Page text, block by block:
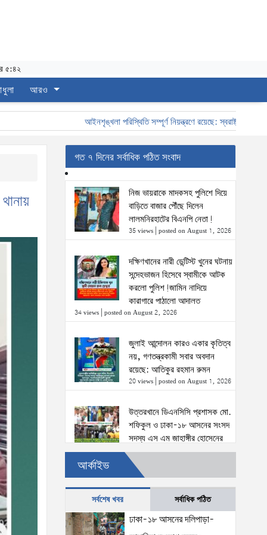
৫:৪২
আরও
আইনশৃঙ্খলা পরিস্থিতি সম্পূর্ণ নিয়ন্ত্রণে রয়েছে: স্বরাষ্ট্রমন্ত্রী
গত ৭ দিনের সর্বাধিক পঠিত সংবাদ
নিজ ভায়রাকে মাদকসহ পুলিশে দিয়ে
বাড়িতে বাজার পৌঁছে দিলেন
লালমনিরহাটের বিএনপি নেতা!
35 views| posted on August 1, 2026
দক্ষিণখানের নারী ডেন্টিস্ট খুনের ঘটনায়
সন্দেহভাজন হিসেবে স্বামীকে আটক
করলো পুলিশ!জামিন নাদিয়ে
কারাগারে পাঠালো আদালত
34 views| posted on August 2, 2026
জুলাই আন্দোলন কারও একার কৃতিত্ব
নয়, গণতন্ত্রকামী সবার অবদান
রয়েছে: আতিকুর রহমান রুমন
20 views| posted on August 1, 2026
উত্তরখানে ডিএনসিসি প্রশাসক মো.
শফিকুল ও ঢাকা-১৮ আসনের সংসদ
সদস্য এস এম জাহাঙ্গীর হোসেনের
উপর একদল দুস্কৃতিকারীদের হামলা
20 views|posted on August 2, 2026
৫ আগস্টের স্মরণসভা সফল করতে
17 views|posted on August 1, 2026
আর্কাইভ
সর্বশেষ খবর সর্বাধিক পঠিত
ঢাকা-১৮ আসনের দলিপাড়া-